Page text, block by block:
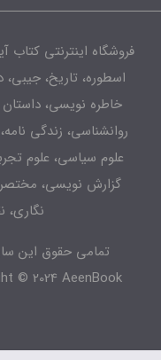
اینترنتی کتاب آیین،
تاریخ، جیبی، داستان
نویسی، داستان بلند،
زندگی نامه،
سیاسی، علوم تجربی،
نویسی، مختصر مفید،
نگاری، نقد
تمامی حقوق این سایت
© 2024 AeenBook